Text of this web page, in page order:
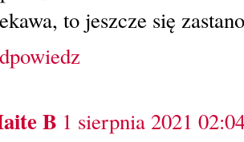
to jeszcze się
B 1 sierpnia 2021